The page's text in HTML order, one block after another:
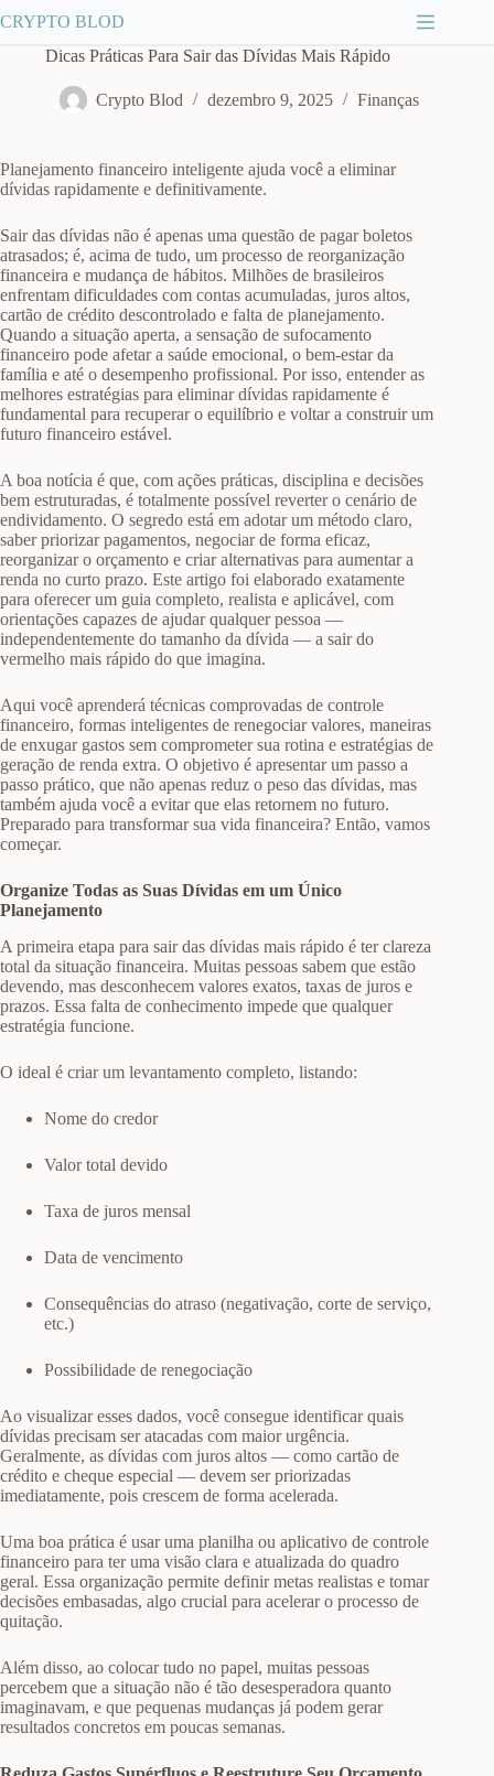
para
conteúdo
CRYPTO BLOD
Dicas Práticas Para Sair das Dívidas Mais Rápido
Crypto Blod dezembro 9, 2025 Finanças
Planejamento financeiro inteligente ajuda você a eliminar
dívidas rapidamente e definitivamente.
Sair das dívidas não é apenas uma questão de pagar boletos
atrasados; é, acima de tudo, um processo de reorganização
financeira e mudança de hábitos. Milhões de brasileiros
enfrentam dificuldades com contas acumuladas, juros altos,
cartão de crédito descontrolado e falta de planejamento.
Quando a situação aperta, a sensação de sufocamento
financeiro pode afetar a saúde emocional, o bem-estar da
família e até o desempenho profissional. Por isso, entender as
melhores estratégias para eliminar dívidas rapidamente é
fundamental para recuperar o equilíbrio e voltar a construir um
futuro financeiro estável.
A boa notícia é que, com ações práticas, disciplina e decisões
bem estruturadas, é totalmente possível reverter o cenário de
endividamento. O segredo está em adotar um método claro,
saber priorizar pagamentos, negociar de forma eficaz,
reorganizar o orçamento e criar alternativas para aumentar a
renda no curto prazo. Este artigo foi elaborado exatamente
para oferecer um guia completo, realista e aplicável, com
orientações capazes de ajudar qualquer pessoa —
independentemente do tamanho da dívida — a sair do
vermelho mais rápido do que imagina.
Aqui você aprenderá técnicas comprovadas de controle
financeiro, formas inteligentes de renegociar valores, maneiras
de enxugar gastos sem comprometer sua rotina e estratégias de
geração de renda extra. O objetivo é apresentar um passo a
passo prático, que não apenas reduz o peso das dívidas, mas
também ajuda você a evitar que elas retornem no futuro.
Preparado para transformar sua vida financeira? Então, vamos
começar.
Organize Todas as Suas Dívidas em um Único
Planejamento
A primeira etapa para sair das dívidas mais rápido é ter clareza
total da situação financeira. Muitas pessoas sabem que estão
devendo, mas desconhecem valores exatos, taxas de juros e
prazos. Essa falta de conhecimento impede que qualquer
estratégia funcione.
O ideal é criar um levantamento completo, listando:
Nome do credor
Valor total devido
Taxa de juros mensal
Data de vencimento
Consequências do atraso (negativação, corte de serviço,
etc.)
Possibilidade de renegociação
Ao visualizar esses dados, você consegue identificar quais
dívidas precisam ser atacadas com maior urgência.
Geralmente, as dívidas com juros altos — como cartão de
crédito e cheque especial — devem ser priorizadas
imediatamente, pois crescem de forma acelerada.
Uma boa prática é usar uma planilha ou aplicativo de controle
financeiro para ter uma visão clara e atualizada do quadro
geral. Essa organização permite definir metas realistas e tomar
decisões embasadas, algo crucial para acelerar o processo de
quitação.
Além disso, ao colocar tudo no papel, muitas pessoas
percebem que a situação não é tão desesperadora quanto
imaginavam, e que pequenas mudanças já podem gerar
resultados concretos em poucas semanas.